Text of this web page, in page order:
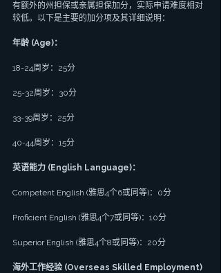
有额外的州担保或亲属担保加分，实际申请难度相对
较低。以下是主要的加分项及其详细说明：
年龄 (Age)：
18-24周岁：25分
25-32周岁：30分
33-39周岁：25分
40-44周岁：15分
英语能力 (English Language)：
Competent English (雅思4个6或同等)：0分
Proficient English (雅思4个7或同等)：10分
Superior English (雅思4个8或同等)：20分
海外工作经验 (Overseas Skilled Employment)